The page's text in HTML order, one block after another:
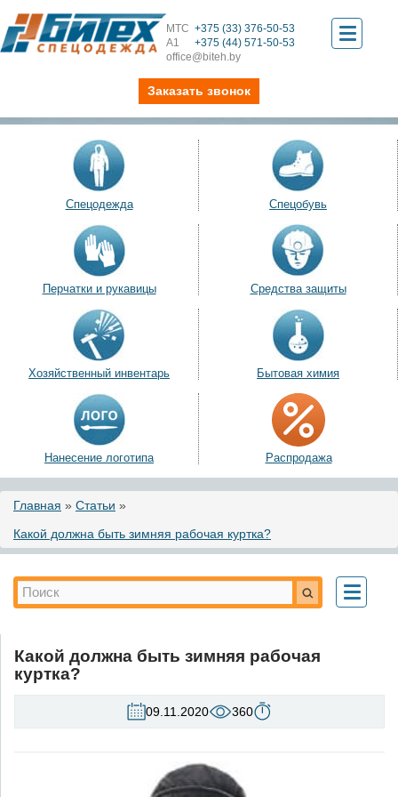
МТС +375 (33) 376-50-53
А1
+375 (44) 571-50-53
office@biteh.by
Toggle
Заказать звонок
Спецодежда Спецобувь
Перчатки и рукавицы Средства защиты
Хозяйственный инвентарь Бытовая химия
Нанесение логотипа Распродажа
Вы здесь
Главная » Статьи »
Какой должна быть зимняя рабочая куртка?
Форма поиска
Поиск
Toggle
Какой должна быть зимняя рабочая
куртка?
09.11.2020 360